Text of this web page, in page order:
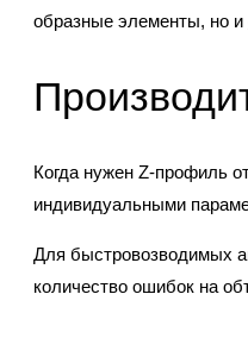
образные элементы, но и
Когда нужен Z-профиль
индивидуальными
Для быстровозводимых
количество ошибок на